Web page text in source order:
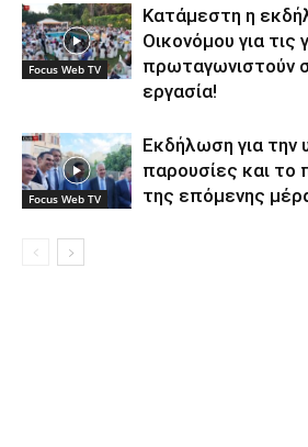
Focus Web TV
Κατάμεστη η
Οικονόμου για τις
πρωταγωνιστούν
εργασία!
Focus Web TV
Εκδήλωση για την
παρουσίες και το
της επόμενης